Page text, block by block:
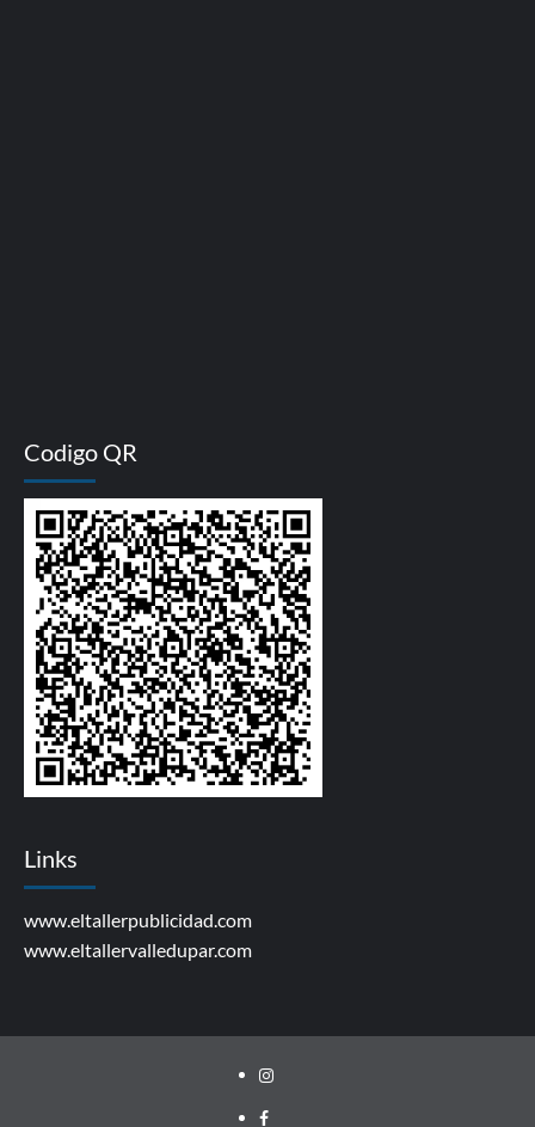
Codigo QR
Links
www.eltallerpublicidad.com
www.eltallervalledupar.com
Instagram
facebook